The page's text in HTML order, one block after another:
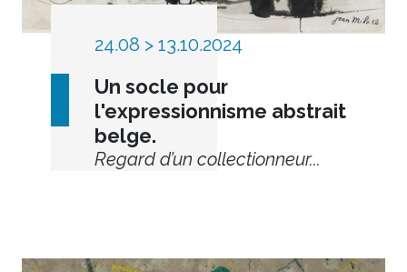
24.08 > 13.10.2024
Un socle pour
l'expressionnisme abstrait
belge.
Regard d’un collectionneur...